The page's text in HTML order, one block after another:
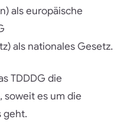
als europäische
als nationales Gesetz.
TDDDG die
soweit es um die
geht.